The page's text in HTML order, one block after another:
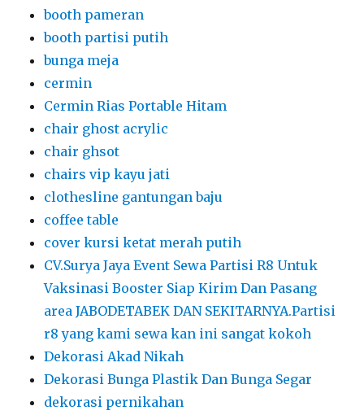
booth pameran
booth partisi putih
bunga meja
cermin
Cermin Rias Portable Hitam
chair ghost acrylic
chair ghsot
chairs vip kayu jati
clothesline gantungan baju
coffee table
cover kursi ketat merah putih
CV.Surya Jaya Event Sewa Partisi R8 Untuk
Vaksinasi Booster Siap Kirim Dan Pasang
area JABODETABEK DAN SEKITARNYA.Partisi
r8 yang kami sewa kan ini sangat kokoh
Dekorasi Akad Nikah
Dekorasi Bunga Plastik Dan Bunga Segar
dekorasi pernikahan